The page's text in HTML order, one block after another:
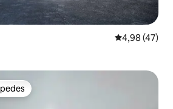
4,98 de uma
4,98 (47)
dos hóspedes